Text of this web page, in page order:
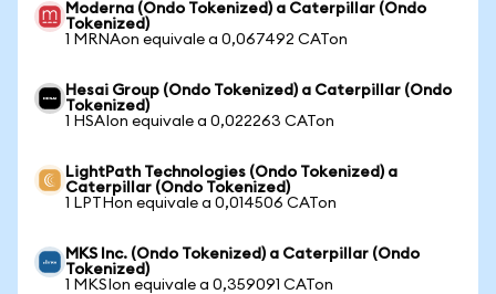
Moderna (Ondo Tokenized) a Caterpillar (Ondo
Tokenized)
1 MRNAon equivale a 0,067492 CATon
Hesai Group (Ondo Tokenized) a Caterpillar (Ondo
Tokenized)
1 HSAIon equivale a 0,022263 CATon
LightPath Technologies (Ondo Tokenized) a
Caterpillar (Ondo Tokenized)
1 LPTHon equivale a 0,014506 CATon
MKS Inc. (Ondo Tokenized) a Caterpillar (Ondo
Tokenized)
1 MKSIon equivale a 0,359091 CATon